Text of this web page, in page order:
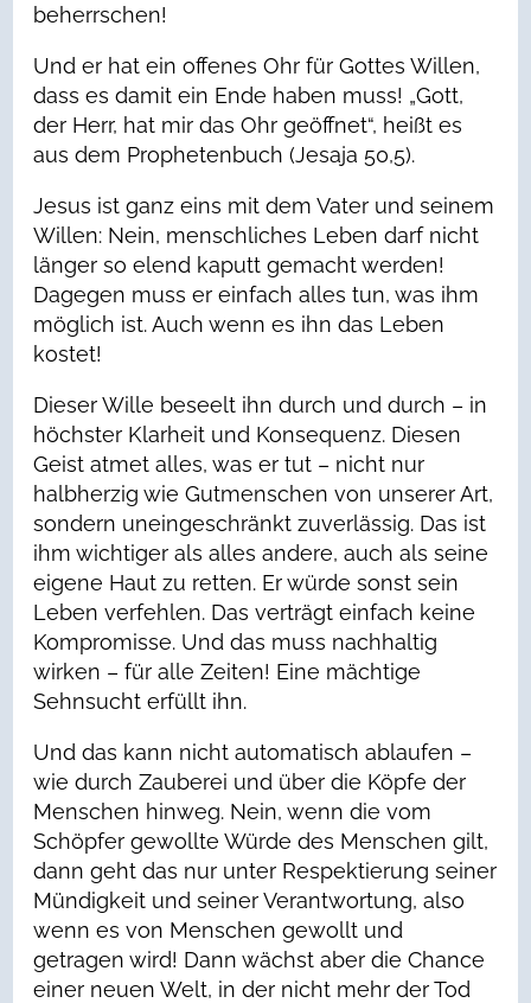
beherrschen!
Und er hat ein offenes Ohr für Gottes Willen,
dass es damit ein Ende haben muss! „Gott,
der Herr, hat mir das Ohr geöffnet“, heißt es
aus dem Prophetenbuch (Jesaja 50,5).
Jesus ist ganz eins mit dem Vater und seinem
Willen: Nein, menschliches Leben darf nicht
länger so elend kaputt gemacht werden!
Dagegen muss er einfach alles tun, was ihm
möglich ist. Auch wenn es ihn das Leben
kostet!
Dieser Wille beseelt ihn durch und durch – in
höchster Klarheit und Konsequenz. Diesen
Geist atmet alles, was er tut – nicht nur
halbherzig wie Gutmenschen von unserer Art,
sondern uneingeschränkt zuverlässig. Das ist
ihm wichtiger als alles andere, auch als seine
eigene Haut zu retten. Er würde sonst sein
Leben verfehlen. Das verträgt einfach keine
Kompromisse. Und das muss nachhaltig
wirken – für alle Zeiten! Eine mächtige
Sehnsucht erfüllt ihn.
Und das kann nicht automatisch ablaufen –
wie durch Zauberei und über die Köpfe der
Menschen hinweg. Nein, wenn die vom
Schöpfer gewollte Würde des Menschen gilt,
dann geht das nur unter Respektierung seiner
Mündigkeit und seiner Verantwortung, also
wenn es von Menschen gewollt und
getragen wird! Dann wächst aber die Chance
einer neuen Welt, in der nicht mehr der Tod